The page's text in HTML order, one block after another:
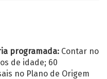
programada: Contar no
de idade; 60
no Plano de Origem